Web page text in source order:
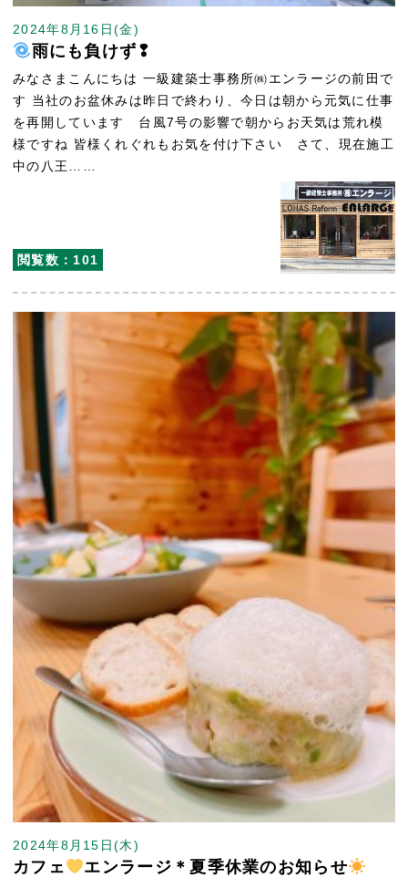
閲覧数：101
2024年8月16日(金)
雨にも負けず❢
みなさまこんにちは 一級建築士事務所㈱エンラージの前田で
す 当社のお盆休みは昨日で終わり、今日は朝から元気に仕事
を再開しています 台風7号の影響で朝からお天気は荒れ模
様ですね 皆様くれぐれもお気を付け下さい さて、現在施工
中の八王……
2024年8月15日(木)
カフェ エンラージ＊夏季休業のお知らせ